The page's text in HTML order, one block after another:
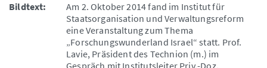
Bildtext:
Am 2. Oktober 2014 fand im Institut für
Staatsorganisation und Verwaltungsreform
eine Veranstaltung zum Thema
„Forschungswunderland Israel“ statt. Prof.
Lavie, Präsident des Technion (m.) im